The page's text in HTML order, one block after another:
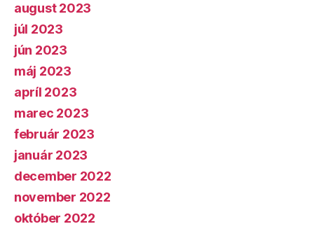
august 2023
júl 2023
jún 2023
máj 2023
apríl 2023
marec 2023
február 2023
január 2023
december 2022
november 2022
október 2022